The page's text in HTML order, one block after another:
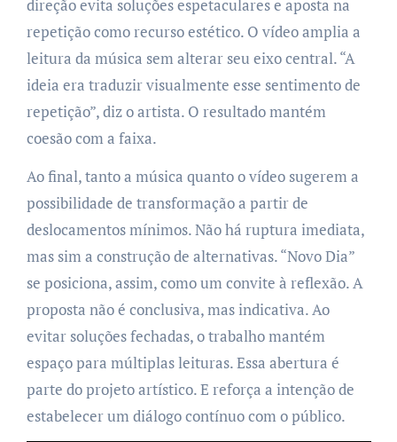
direção evita soluções espetaculares e aposta na
repetição como recurso estético. O vídeo amplia a
leitura da música sem alterar seu eixo central. “A
ideia era traduzir visualmente esse sentimento de
repetição”, diz o artista. O resultado mantém
coesão com a faixa.
Ao final, tanto a música quanto o vídeo sugerem a
possibilidade de transformação a partir de
deslocamentos mínimos. Não há ruptura imediata,
mas sim a construção de alternativas. “Novo Dia”
se posiciona, assim, como um convite à reflexão. A
proposta não é conclusiva, mas indicativa. Ao
evitar soluções fechadas, o trabalho mantém
espaço para múltiplas leituras. Essa abertura é
parte do projeto artístico. E reforça a intenção de
estabelecer um diálogo contínuo com o público.